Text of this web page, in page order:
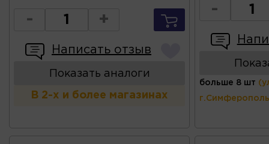
- +
Написать отзыв
Показать аналоги
В 2-х и более магазинах
-
больше 8 шт